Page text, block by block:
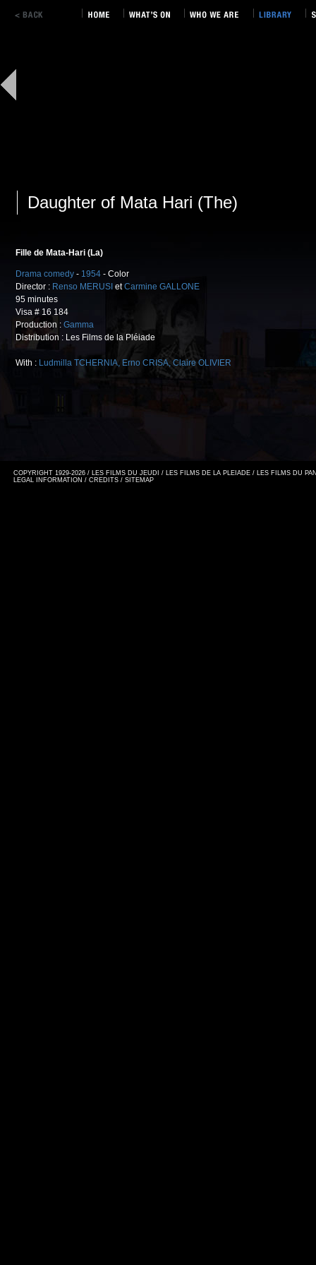
Daughter of Mata Hari (The)
Fille de Mata-Hari (La)
Drama comedy - 1954 - Color
Director : Renso MERUSI etCarmine GALLONE
95 minutes
Visa # 16 184
Production : Gamma
Distribution : Les Films de la Pléiade
With : Ludmilla TCHERNIA, Erno CRISA,Claire OLIVIER
COPYRIGHT 1929-2026 / LES FILMS DU JEUDI / LES FILMS DE LA PLEIADE / LES FILMS DU
LEGAL INFORMATION / CREDITS / SITEMAP